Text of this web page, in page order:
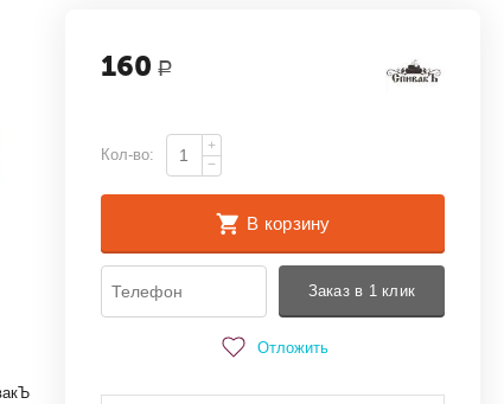
160 Р
Кол-во:
+
−
В корзину
Заказ в 1 клик
Отложить